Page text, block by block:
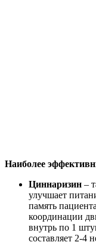
Наиболее
Циннаризин –
улучшает
память
координации
внутрь по 1
составляет 2-4